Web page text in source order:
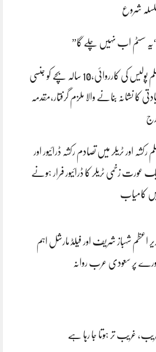
شروع
سسٹم اب نہیں چلے گا”
جہلم پولیس کی کارروائی،10 سالہ بچے کو جنسی
کا نشانہ بنانے والا ملزم گرفتار،مقدمہ
رکشہ اور ٹریلر میں تصادم رکشہ ڈرائیور اور
عورت زخمی ٹریلر کا ڈرائیور فرار ہونے
کامیاب
اعظم شہباز شریف اور فیلڈ مارشل اہم
پر سعودی عرب روانہ
غریب تر ہوتا جا رہا ہے